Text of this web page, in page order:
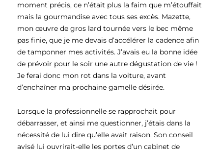
moment précis, ce n’était plus la faim que m’étouffait
mais la gourmandise avec tous ses excès. Mazette,
mon œuvre de gros lard tournée vers le bec même
pas finie, que je me devais d’accélérer la cadence afin
de tamponner mes activités. J’avais eu la bonne idée
de prévoir pour le soir une autre dégustation de vie !
Je ferai donc mon rot dans la voiture, avant
d’enchaîner ma prochaine gamelle désirée.
Lorsque la professionnelle se rapprochait pour
débarrasser, et ainsi me questionner, j’étais dans la
nécessité de lui dire qu’elle avait raison. Son conseil
avisé lui ouvrirait-elle les portes d’un cabinet de